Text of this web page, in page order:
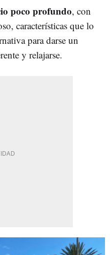
poco profundo, con
características que lo
para darse un
y relajarse.